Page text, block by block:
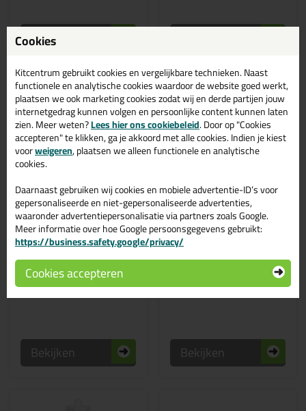
Bekijken
Zwaluw Plasterboard
Filler 1ltr pot p/st
Gebruiksklare ultralichte
vulpasta
11,59
Bekijken
Zwaluw Plasterboard
Filler 5 ltr emmer
Gebruiksklare en ultralichte
52,99
Bekijken
Cookies
Kitcentrum gebruikt cookies en vergelijkbare technieken. Naast
functionele en analytische cookies waardoor de website goed werkt,
plaatsen we ook marketing cookies zodat wij en derde partijen jouw
internetgedrag kunnen volgen en persoonlijke content kunnen laten
zien. Meer weten?Lees hier ons cookiebeleid. Door op "Cookies
accepteren" te klikken, ga je akkoord met alle cookies. Indien je kiest
voorweigeren, plaatsen we alleen functionele en analytische
cookies.
Daarnaast gebruiken wij cookies en mobiele advertentie-ID’s voor
gepersonaliseerde en niet-gepersonaliseerde advertenties,
waaronder advertentiepersonalisatie via partners zoals Google.
Meer informatie over hoe Google persoonsgegevens gebruikt:
https://business.safety.google/privacy/
Cookies accepteren